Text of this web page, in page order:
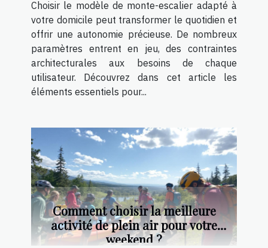
Choisir le modèle de monte-escalier adapté à
votre domicile peut transformer le quotidien et
offrir une autonomie précieuse. De nombreux
paramètres entrent en jeu, des contraintes
architecturales aux besoins de chaque
utilisateur. Découvrez dans cet article les
éléments essentiels pour...
Comment choisir la meilleure
activité de plein air pour votre
weekend ?